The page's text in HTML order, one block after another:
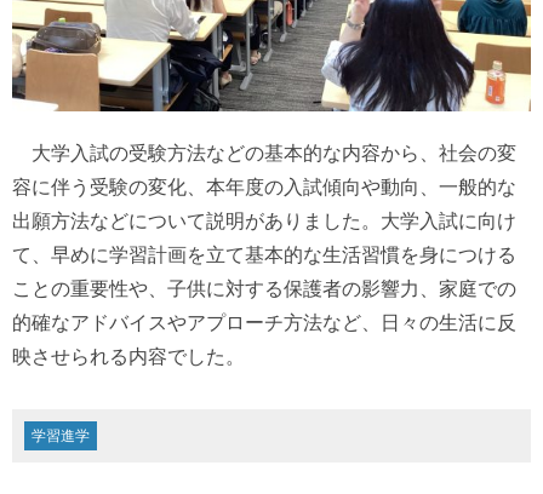
大学入試の受験方法などの基本的な内容から、社会の変
容に伴う受験の変化、本年度の入試傾向や動向、一般的な
出願方法などについて説明がありました。大学入試に向け
て、早めに学習計画を立て基本的な生活習慣を身につける
ことの重要性や、子供に対する保護者の影響力、家庭での
的確なアドバイスやアプローチ方法など、日々の生活に反
映させられる内容でした。
学習進学